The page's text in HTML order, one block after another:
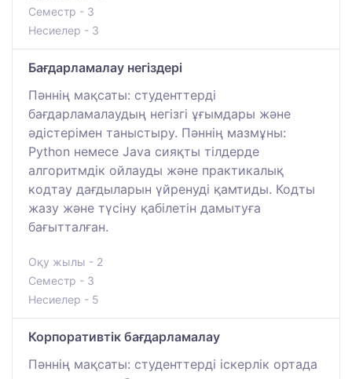
Семестр - 3
Несиелер - 3
Бағдарламалау негіздері
Пәннің мақсаты: студенттерді
бағдарламалаудың негізгі ұғымдары және
әдістерімен таныстыру. Пәннің мазмұны:
Python немесе Java сияқты тілдерде
алгоритмдік ойлауды және практикалық
кодтау дағдыларын үйренуді қамтиды. Кодты
жазу және түсіну қабілетін дамытуға
бағытталған.
Оқу жылы - 2
Семестр - 3
Несиелер - 5
Корпоративтік бағдарламалау
Пәннің мақсаты: студенттерді іскерлік ортада